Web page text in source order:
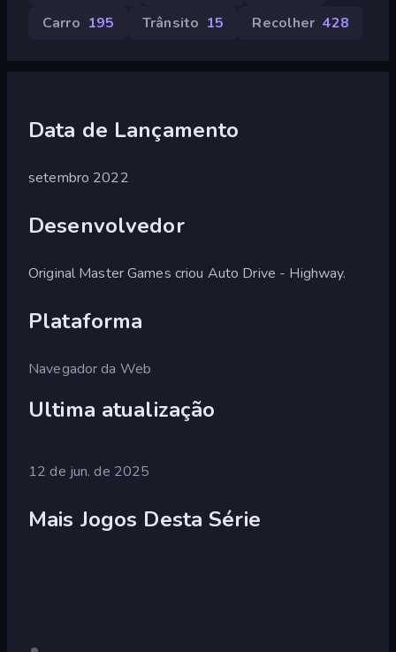
Carro 195 Trânsito 15 Recolher 428
Data de Lançamento
setembro 2022
Desenvolvedor
Original Master Games criou Auto Drive - Highway.
Plataforma
Navegador da Web
Ultima atualização
12 de jun. de 2025
Mais Jogos Desta Série